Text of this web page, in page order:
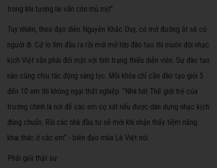
trong khi tương lai vẫn còn mù mịt".
Tuy nhiên, theo đạo diễn Nguyễn Khắc Duy, có mở đường ắt sẽ có
người đi. Cứ lo tìm đầu ra rồi mới mở lớp đào tạo thì muôn đời nhạc
kịch Việt vẫn phải đối mặt với tình trạng thiếu diễn viên. Sự đào tạo
nào cũng chịu tác động sàng lọc. Mỗi khóa chỉ cần đào tạo giỏi 5
đến 10 em thì không ngại thất nghiệp. "Nhà hát Thế giới trẻ của
trường chính là nơi để các em cọ xát nếu được dàn dựng nhạc kịch
đúng chuẩn. Rồi các nhà đầu tư sẽ mời khi nhận thấy tiềm năng
khai thác ở các em" - biên đạo múa Lê Việt nói.
Phải giỏi thật sự